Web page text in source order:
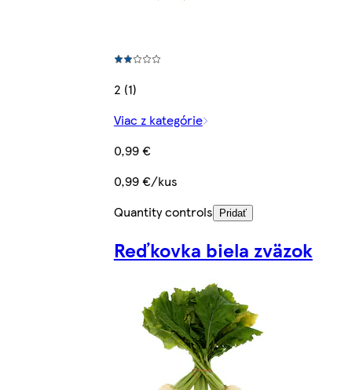
2 (1)
Viac z kategórie
0,99 €
0,99 €/kus
Quantity controls
Pridať
Reďkovka biela zväzok